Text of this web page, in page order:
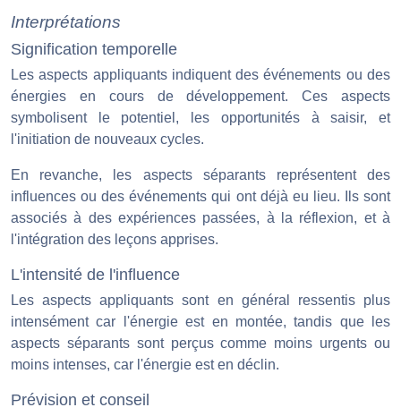
Interprétations
Signification temporelle
Les aspects appliquants indiquent des événements ou des
énergies en cours de développement. Ces aspects
symbolisent le potentiel, les opportunités à saisir, et
l'initiation de nouveaux cycles.
En revanche, les aspects séparants représentent des
influences ou des événements qui ont déjà eu lieu. Ils sont
associés à des expériences passées, à la réflexion, et à
l'intégration des leçons apprises.
L'intensité de l'influence
Les aspects appliquants sont en général ressentis plus
intensément car l'énergie est en montée, tandis que les
aspects séparants sont perçus comme moins urgents ou
moins intenses, car l'énergie est en déclin.
Prévision et conseil